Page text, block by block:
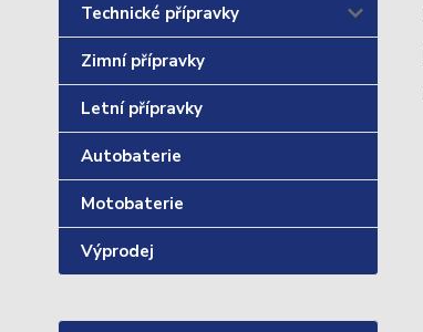
Technické přípravky
Zimní přípravky
Letní přípravky
Autobaterie
Motobaterie
Výprodej